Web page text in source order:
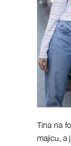
Tina na
majicu, a